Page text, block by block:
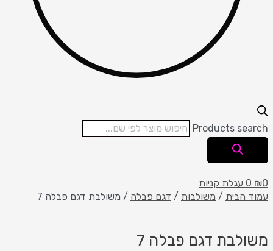
Products search
₪0
0 עגלת קניות
עמוד הבית / משולבות / דגם פבלה / משולבת דגם פבלה 7
משולבת דגם פבלה 7